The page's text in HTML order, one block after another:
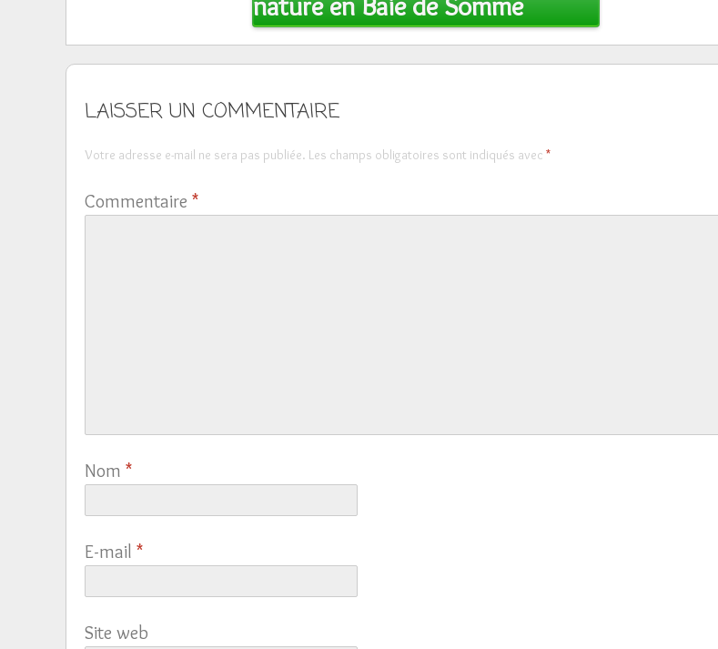
LAISSER UN COMMENTAIRE
Votre adresse e-mail ne sera pas publiée. Les champs obligatoires sont indiqués avec *
Commentaire *
Nom *
E-mail *
Site web